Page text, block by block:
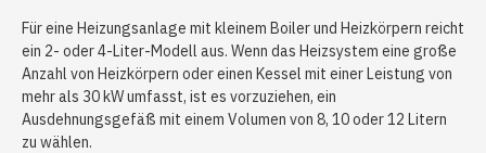
Für eine Heizungsanlage mit kleinem Boiler und Heizkörpern reicht
ein 2- oder 4-Liter-Modell aus. Wenn das Heizsystem eine große
Anzahl von Heizkörpern oder einen Kessel mit einer Leistung von
mehr als 30 kW umfasst, ist es vorzuziehen, ein
Ausdehnungsgefäß mit einem Volumen von 8, 10 oder 12 Litern
zu wählen.